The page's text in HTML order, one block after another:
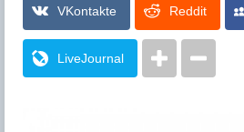
VKontakte Reddit
LiveJournal